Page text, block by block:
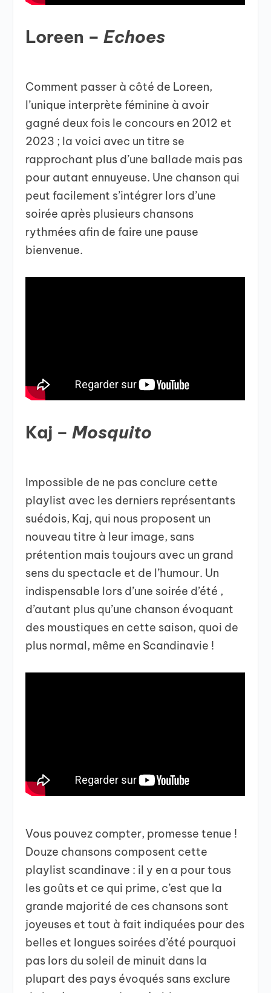
Loreen – Echoes
Comment passer à côté de Loreen,
l’unique interprète féminine à avoir
gagné deux fois le concours en 2012 et
2023 ; la voici avec un titre se
rapprochant plus d’une ballade mais pas
pour autant ennuyeuse. Une chanson qui
peut facilement s’intégrer lors d’une
soirée après plusieurs chansons
rythmées afin de faire une pause
bienvenue.
Kaj –Mosquito
Impossible de ne pas conclure cette
playlist avec les derniers représentants
suédois, Kaj, qui nous proposent un
nouveau titre à leur image, sans
prétention mais toujours avec un grand
sens du spectacle et de l’humour. Un
indispensable lors d’une soirée d’été ,
d’autant plus qu’une chanson évoquant
des moustiques en cette saison, quoi de
plus normal, même en Scandinavie !
Vous pouvez compter, promesse tenue !
Douze chansons composent cette
playlist scandinave : il y en a pour tous
les goûts et ce qui prime, c’est que la
grande majorité de ces chansons sont
joyeuses et tout à fait indiquées pour des
belles et longues soirées d’été pourquoi
pas lors du soleil de minuit dans la
plupart des pays évoqués sans exclure